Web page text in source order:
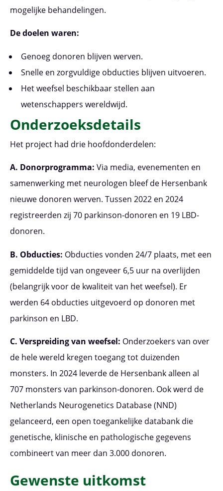
mogelijke behandelingen.
De doelen waren:
Genoeg donoren blijven werven.
Snelle en zorgvuldige obducties blijven uitvoeren.
Het weefsel beschikbaar stellen aan
wetenschappers wereldwijd.
Onderzoeksdetails
Het project had drie hoofdonderdelen:
A. Donorprogramma: Via media, evenementen en
samenwerking met neurologen bleef de Hersenbank
nieuwe donoren werven. Tussen 2022 en 2024
registreerden zij 70 parkinson-donoren en 19 LBD-
donoren.
B. Obducties: Obducties vonden 24/7 plaats, met een
gemiddelde tijd van ongeveer 6,5 uur na overlijden
(belangrijk voor de kwaliteit van het weefsel). Er
werden 64 obducties uitgevoerd op donoren met
parkinson en LBD.
C. Verspreiding van weefsel: Onderzoekers van over
de hele wereld kregen toegang tot duizenden
monsters. In 2024 leverde de Hersenbank alleen al
707 monsters van parkinson-donoren. Ook werd de
Netherlands Neurogenetics Database (NND)
gelanceerd, een open toegankelijke databank die
genetische, klinische en pathologische gegevens
combineert van meer dan 3.000 donoren.
Gewenste uitkomst